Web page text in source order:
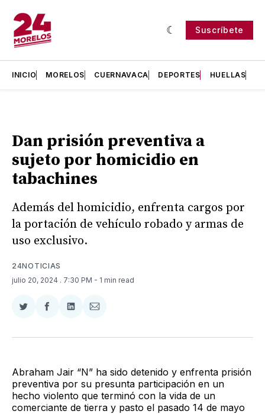
Suscríbete
INICIO MORELOS CUERNAVACA DEPORTES HUELLAS
Dan prisión preventiva a
sujeto por homicidio en
tabachines
Además del homicidio, enfrenta cargos por
la portación de vehículo robado y armas de
uso exclusivo.
24NOTICIAS
julio 20, 2024 . 7:30 PM - 1 min read
Compartir
Twitter
Compartir
Facebook
Compartir
LinkedIn
Compartir
Email
Abraham Jair “N” ha sido detenido y enfrenta prisión
preventiva por su presunta participación en un
hecho violento que terminó con la vida de un
comerciante de tierra y pasto el pasado 14 de mayo